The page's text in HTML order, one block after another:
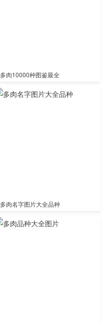
多肉10000种图鉴最全
多肉名字图片大全品种